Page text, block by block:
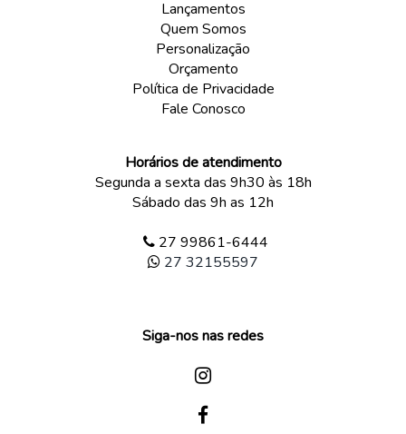
Lançamentos
Quem Somos
Personalização
Orçamento
Política de Privacidade
Fale Conosco
Horários de atendimento
Segunda a sexta das 9h30 às 18h
Sábado das 9h as 12h
27 99861-6444
27 32155597
Siga-nos nas redes